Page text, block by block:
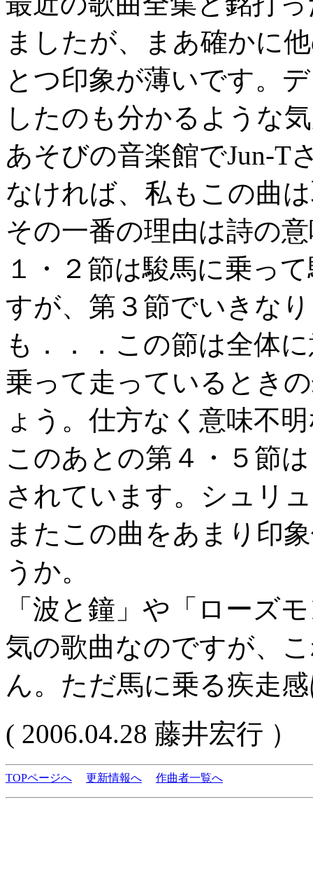
ましたが、まあ確かに
とつ印象が薄いです。
したのも分かるような
あそびの音楽館でJun-T
なければ、私もこの曲
その一番の理由は詩の
１・２節は駿馬に乗っ
すが、第３節でいきな
も．．．この節は全体
乗って走っているとき
ょう。仕方なく意味不
このあとの第４・５節
されています。シュリ
またこの曲をあまり印
うか。
「波と鐘」や「ローズ
気の歌曲なのですが、
ん。ただ馬に乗る疾走
( 2006.04.28 藤井宏行 ）
TOPページへ 更新情報へ 作曲者一覧へ